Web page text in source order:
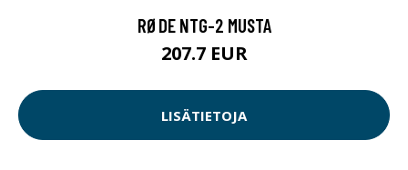
RØDE NTG-2 MUSTA
207.7 EUR
LISÄTIETOJA